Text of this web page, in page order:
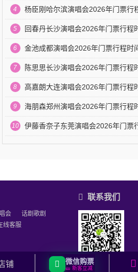
4 杨臣刚哈尔滨演唱会2026年门票行
5 回春丹长沙演唱会2026年门票行程
6 金池成都演唱会2026年门票行程时
7 陈思思长沙演唱会2026年门票行程
8 高嘉朗大连演唱会2026年门票行程
9 海朋森郑州演唱会2026年门票行程
10 伊藤香奈子东莞演唱会2026年门票
会
话剧歌剧
线客服
联系我们
铺 微信购票
🎫 新客立减